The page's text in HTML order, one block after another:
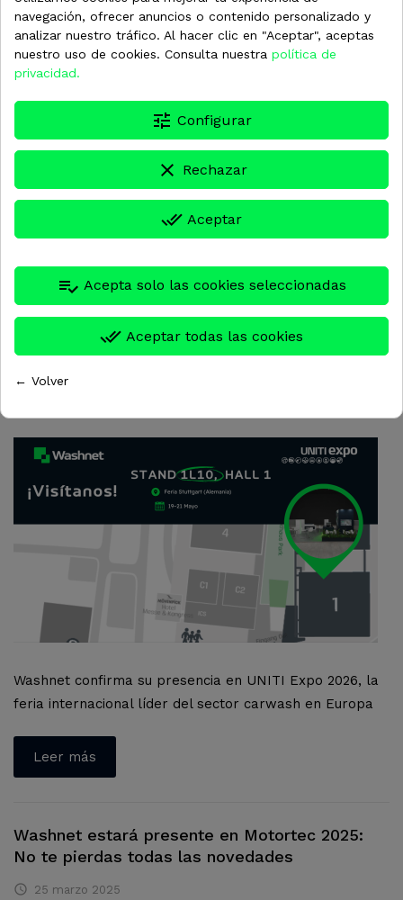
Washnet confirma su presencia por tercera vez
consecutiva en la feria Expomecânica de Oporto,
referente en el país luso.
Washnet participará en la feria internacional
Uniti Expo 2026 en Stuttgart (Alemania)
Washnet confirma su presencia en UNITI Expo 2026, la
feria internacional líder del sector carwash en Europa
Leer más
Washnet estará presente en Motortec 2025:
No te pierdas todas las novedades
 25 marzo 2025
navegación, ofrecer anuncios o contenido personalizado y
analizar nuestro tráfico. Al hacer clic en "Aceptar", aceptas
nuestro uso de cookies. Consulta nuestra política de
privacidad.
tune Configurar
clear Rechazar
done_all Aceptar
playlist_add_check Acepta solo las cookies seleccionadas
done_all Aceptar todas las cookies
← Volver